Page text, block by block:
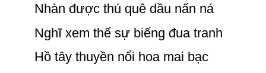
Nhàn được thú quê dầu nấn ná
Nghĩ xem thế sự biếng đua tranh
Hồ tây thuyền nổi hoa mai bạc